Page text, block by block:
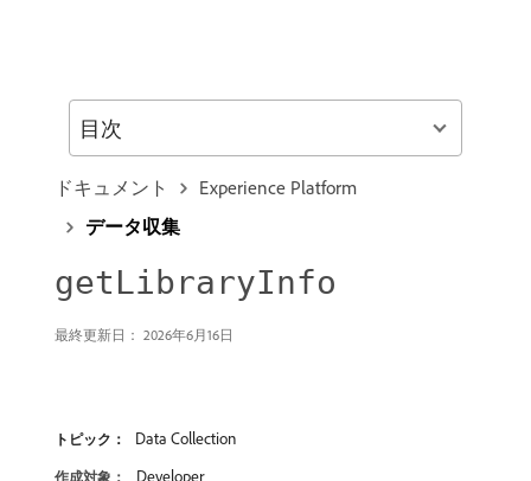
ドキュメント
Experience Platform
データ収集
getLibraryInfo
最終更新日： 2026年6月16日
トピック： Data Collection
作成対象： Developer
目次